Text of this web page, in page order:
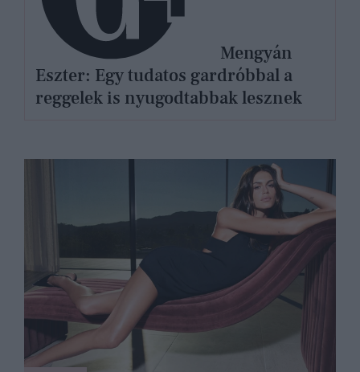
Mengyán
Eszter: Egy tudatos gardróbbal a
reggelek is nyugodtabbak lesznek